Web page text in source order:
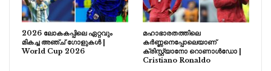
2026 ലോകകപ്പിലെ ഏറ്റവും
മികച്ച അഞ്ച് ഗോളുകൾ |
World Cup 2026
മഹാഭാരതത്തിലെ
കർണ്ണനെപ്പോലെയാണ്
ക്രിസ്റ്റ്യാനോ റൊണാൾഡോ |
Cristiano Ronaldo